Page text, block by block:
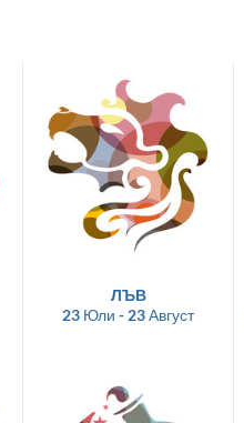
ЛЪВ
23 Юли - 23 Август